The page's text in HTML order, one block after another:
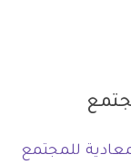
للمجتمع